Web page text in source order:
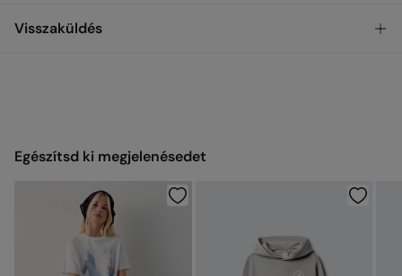
Ápolás
Nem vegytisztítható
ÁTVÉTEL AZ ÜZLETBEN
Visszaküldés
Egészítsd ki megjelenésedet